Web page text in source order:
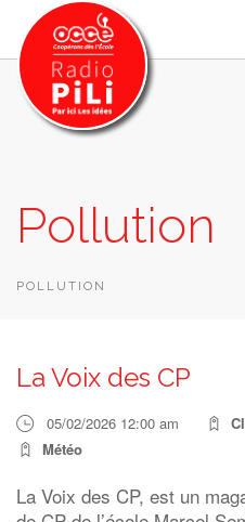
GRILLE DES PROGRAMMES
EMISSIONS / PODCASTS
RECHERCHER
Pollution
POLLUTION
La Voix des CP
05/02/2026 12:00 am
Météo
La Voix des CP, est un